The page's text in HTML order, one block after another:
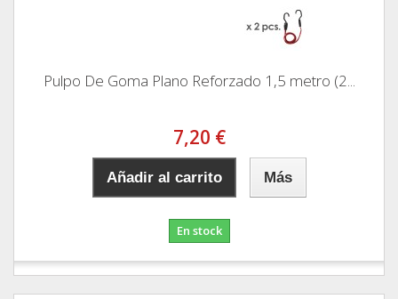
Pulpo De Goma Plano Reforzado 1,5 metro (2...
7,20 €
Añadir al carrito Más
En stock